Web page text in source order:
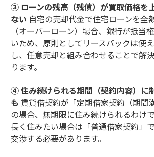
③ ローンの残高（残債）が買取価格を
ない 自宅の売却代金で住宅ローンを全
（オーバーローン）場合、銀行が抵当
いため、原則としてリースバックは使
し、任意売却と組み合わせることで解
ります。
④ 住み続けられる期間（契約内容）に
も 賃貸借契約が「定期借家契約（期間
の場合、無期限に住み続けられるわけ
長く住みたい場合は「普通借家契約」
交渉する必要があります。